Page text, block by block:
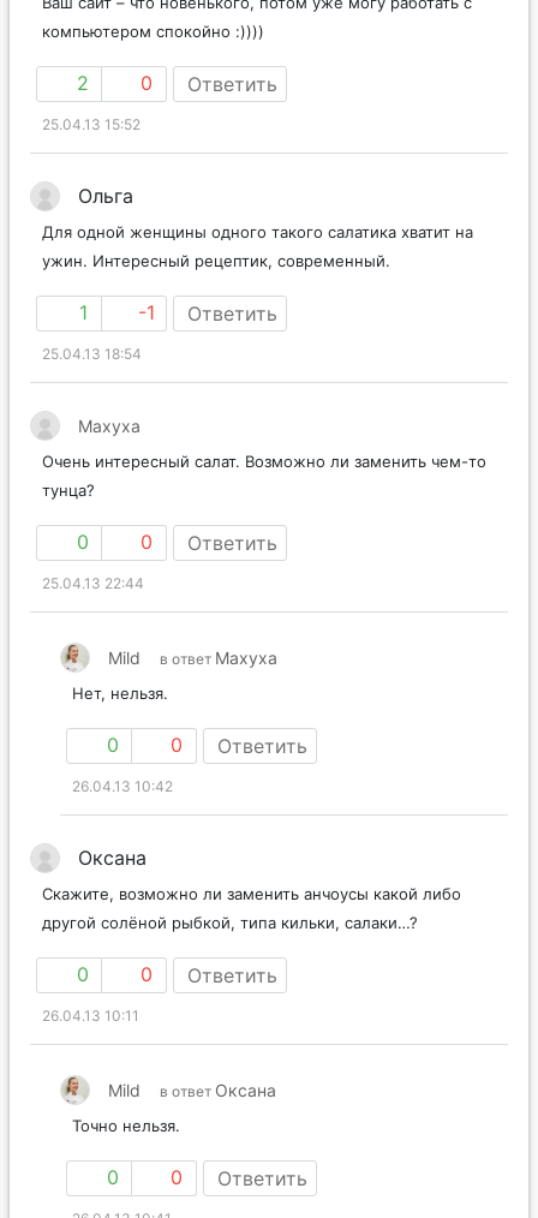
компьютером спокойно :))))
2 0 Ответить
25.04.13 15:52
Ольга
Для одной женщины одного такого салатика хватит на
ужин. Интересный рецептик, современный.
1 -1 Ответить
25.04.13 18:54
Maxyxa
Очень интересный салат. Возможно ли заменить чем-то
тунца?
0 0 Ответить
25.04.13 22:44
Mild в ответ Maxyxa
Нет, нельзя.
0 0 Ответить
26.04.13 10:42
Оксана
Скажите, возможно ли заменить анчоусы какой либо
другой солёной рыбкой, типа кильки, салаки…?
0 0 Ответить
26.04.13 10:11
Mild в ответ Оксана
Точно нельзя.
0 0 Ответить